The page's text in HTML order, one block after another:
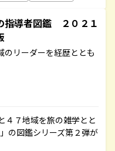
導者図鑑 ２０２１
のリーダーを経歴ととも
４７地域を旅の雑学とと
の図鑑シリーズ第２弾が